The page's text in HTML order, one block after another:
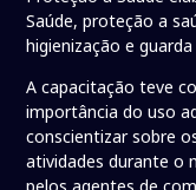
Saúde, proteção a
higienização e guarda
A capacitação teve
importância do uso
conscientizar sobre
atividades durante o